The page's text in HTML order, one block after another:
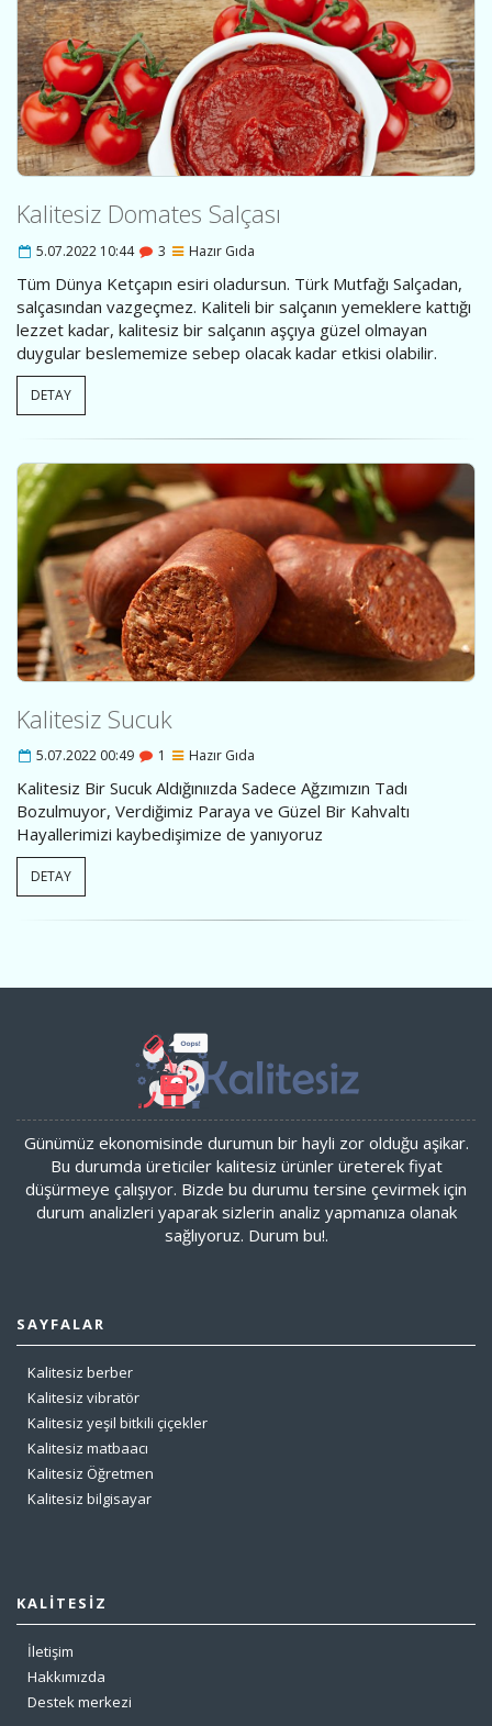
Kalitesiz Domates Salçası
5.07.2022 10:44 3 Hazır Gıda
Tüm Dünya Ketçapın esiri oladursun. Türk Mutfağı Salçadan,
salçasından vazgeçmez. Kaliteli bir salçanın yemeklere kattığı
lezzet kadar, kalitesiz bir salçanın aşçıya güzel olmayan
duygular beslememize sebep olacak kadar etkisi olabilir.
DETAY
Kalitesiz Sucuk
5.07.2022 00:49 1 Hazır Gıda
Kalitesiz Bir Sucuk Aldığınıızda Sadece Ağzımızın Tadı
Bozulmuyor, Verdiğimiz Paraya ve Güzel Bir Kahvaltı
Hayallerimizi kaybedişimize de yanıyoruz
DETAY
Günümüz ekonomisinde durumun bir hayli zor olduğu aşikar.
Bu durumda üreticiler kalitesiz ürünler üreterek fiyat
düşürmeye çalışıyor. Bizde bu durumu tersine çevirmek için
durum analizleri yaparak sizlerin analiz yapmanıza olanak
sağlıyoruz. Durum bu!.
SAYFALAR
Kalitesiz berber
Kalitesiz vibratör
Kalitesiz yeşil bitkili çiçekler
Kalitesiz matbaacı
Kalitesiz Öğretmen
Kalitesiz bilgisayar
KALITESIZ
İletişim
Hakkımızda
Destek merkezi